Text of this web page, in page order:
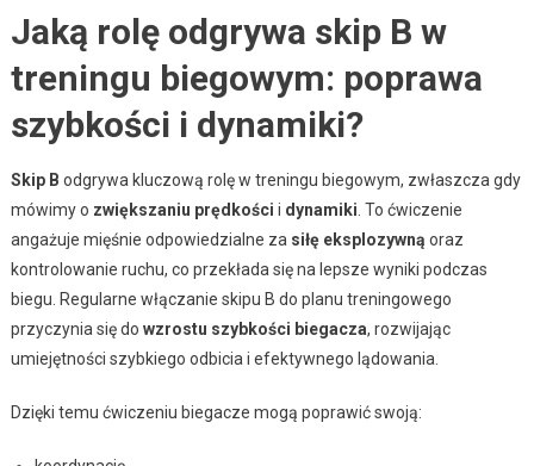
Jaką rolę odgrywa skip B w
treningu biegowym: poprawa
szybkości i dynamiki?
Skip B odgrywa kluczową rolę w treningu biegowym, zwłaszcza gdy
mówimy o zwiększaniu prędkości i dynamiki . To ćwiczenie
angażuje mięśnie odpowiedzialne za siłę eksplozywną oraz
kontrolowanie ruchu, co przekłada się na lepsze wyniki podczas
biegu. Regularne włączanie skipu B do planu treningowego
przyczynia się do wzrostu szybkości biegacza, rozwijając
umiejętności szybkiego odbicia i efektywnego lądowania.
Dzięki temu ćwiczeniu biegacze mogą poprawić swoją: